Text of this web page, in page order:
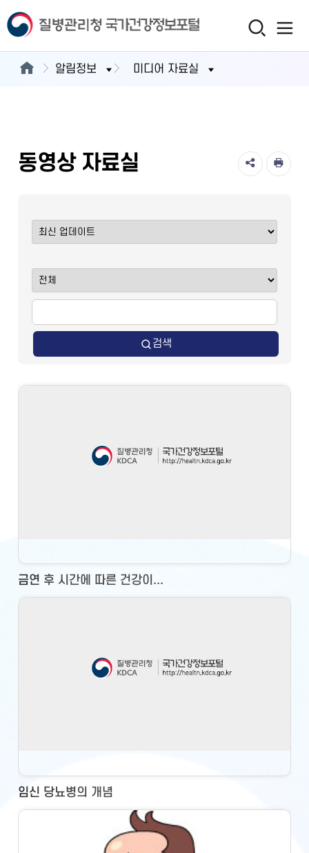
알림정보 미디어 자료실
동영상 자료실
검색
금연 후 시간에 따른 건강이...
임신 당뇨병의 개념